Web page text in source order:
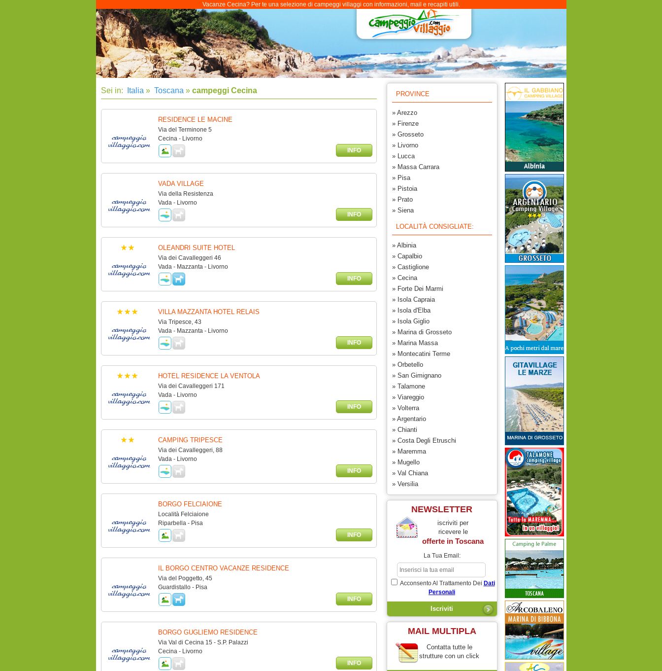
Vacanze Cecina? Per te una selezione di campeggi villaggi con informazioni, mail e recapiti utili.
Sei in: Italia » Toscana » campeggi Cecina
RESIDENCE LE MACINE
Via del Terminone 5
Cecina - Livorno
INFO
VADA VILLAGE
Via della Resistenza
Vada - Livorno
INFO
OLEANDRI SUITE HOTEL
Via dei Cavalleggeri 46
Vada - Mazzanta - Livorno
INFO
VILLA MAZZANTA HOTEL RELAIS
Via Tripesce, 43
Vada - Mazzanta - Livorno
INFO
HOTEL RESIDENCE LA VENTOLA
Via dei Cavalleggeri 171
Vada - Livorno
INFO
CAMPING TRIPESCE
Via dei Cavalleggeri, 88
Vada - Livorno
INFO
BORGO FELCIAIONE
Località Felciaione
Riparbella - Pisa
INFO
IL BORGO CENTRO VACANZE RESIDENCE
Via del Poggetto, 45
Guardistallo - Pisa
INFO
BORGO GUGLIEMO RESIDENCE
Via Val di Cecina 15 - S.P. Palazzi
Cecina - Livorno
INFO
PROVINCE
» Arezzo
» Firenze
» Grosseto
» Livorno
» Lucca
» Massa Carrara
» Pisa
» Pistoia
» Prato
» Siena
LOCALITÀ CONSIGLIATE:
» Albinia
» Capalbio
» Castiglione
» Cecina
» Forte Dei Marmi
» Isola Capraia
» Isola d'Elba
» Isola Giglio
» Marina di Grosseto
» Marina Massa
» Montecatini Terme
» Orbetello
» San Gimignano
» Talamone
» Viareggio
» Volterra
» Argentario
» Chianti
» Costa Degli Etruschi
» Maremma
» Mugello
» Val Chiana
» Versilia
NEWSLETTER
iscriviti per
ricevere le
offerte in Toscana
La Tua Email:
Acconsento Al Trattamento Dei Dati
Personali
MAIL MULTIPLA
Contatta tutte le
strutture con un click